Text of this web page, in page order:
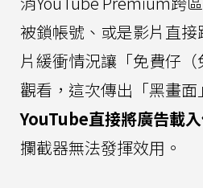
被鎖帳號、或是影片直
片緩衝情況讓「免費仔
觀看，這次傳出「黑畫
YouTube直接將廣告載
攔截器無法發揮效用。